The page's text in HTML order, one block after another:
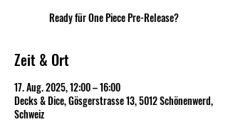
Ready für One Piece Pre-Release?
Zeit & Ort
17. Aug. 2025, 12:00 – 16:00
Decks & Dice, Gösgerstrasse 13, 5012 Schönenwerd,
Schweiz